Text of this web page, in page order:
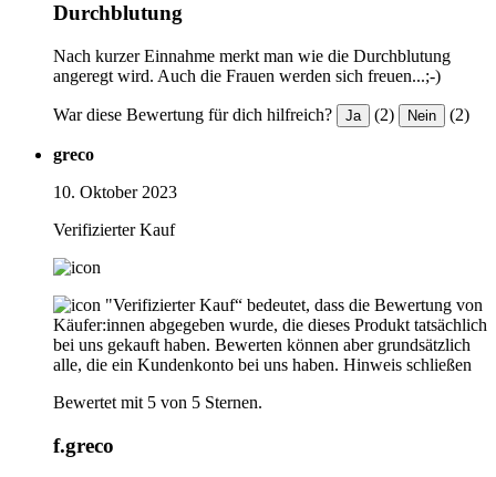
Durchblutung
Nach kurzer Einnahme merkt man wie die Durchblutung
angeregt wird. Auch die Frauen werden sich freuen...;-)
War diese Bewertung für dich hilfreich? Ja (2) Nein (2)
greco
10. Oktober 2023
Verifizierter Kauf
"Verifizierter Kauf“ bedeutet, dass die Bewertung von
Käufer:innen abgegeben wurde, die dieses Produkt tatsächlich
bei uns gekauft haben. Bewerten können aber grundsätzlich
alle, die ein Kundenkonto bei uns haben. Hinweis schließen
Bewertet mit 5 von 5 Sternen.
f.greco